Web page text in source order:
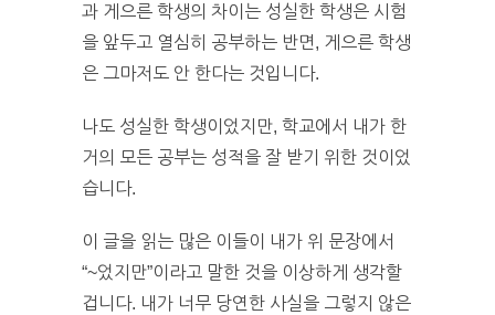
과 게으른 학생의 차이는 성실한 학생은 시험
을 앞두고 열심히 공부하는 반면, 게으른 학생
은 그마저도 안 한다는 것입니다.
나도 성실한 학생이었지만, 학교에서 내가 한
거의 모든 공부는 성적을 잘 받기 위한 것이었
습니다.
이 글을 읽는 많은 이들이 내가 위 문장에서
“~었지만”이라고 말한 것을 이상하게 생각할
겁니다. 내가 너무 당연한 사실을 그렇지 않은